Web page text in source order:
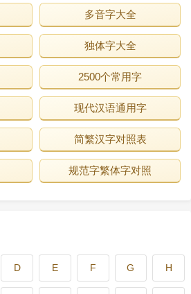
多音字大全
独体字大全
2500个常用字
现代汉语通用字
简繁汉字对照表
规范字繁体字对照
D E F G H